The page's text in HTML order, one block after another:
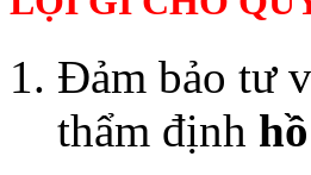
Đảm bảo tư
thẩm định